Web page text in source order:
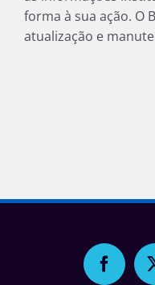
forma à sua ação. O
atualização e